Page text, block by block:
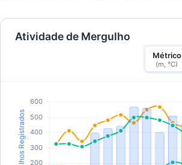
Atividade de Mergulho
Métrico
(m, °C)